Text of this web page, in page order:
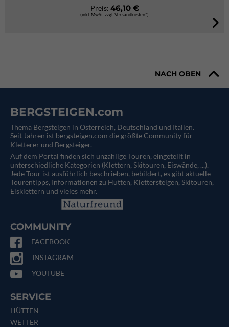
Preis: 46,10 €
(inkl. MwSt. zzgl. Versandkosten*)
NACH OBEN
BERGSTEIGEN.com
Thema Bergsteigen in Österreich, Deutschland und Italien.
Seit Jahren ist bergsteigen.com die größte Community für
Kletterer und Bergsteiger.
Auf dem Portal finden sich unzählige Touren, eingeteilt in
unterschiedliche Kategorien (Klettern, Skitouren, Eiswände, ...).
Jede Tour ist ausführlich beschrieben, bebildert, es gibt aktuelle
Tourentipps, Informationen zu Hütten, Klettersteigen, Skitouren,
Eisklettern und vieles mehr.
COMMUNITY
FACEBOOK
INSTAGRAM
YOUTUBE
SERVICE
HÜTTEN
WETTER